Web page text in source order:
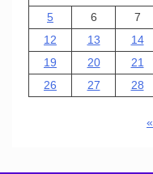
5
6 7
12
13 14
19
20 21
26
27 28